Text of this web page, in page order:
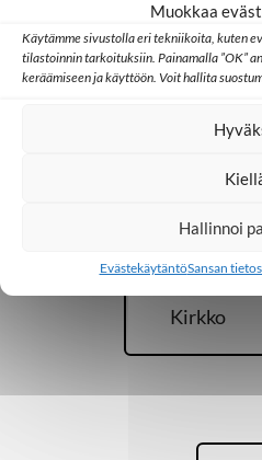
Muokkaa
Käytämme sivustolla eri tekniikoita, kuten
tilastoinnin tarkoituksiin. Painamalla ”OK”
keräämiseen ja käyttöön. Voit hallita
Hallinnoi
EvästekäytäntöSansan
katsottiin myös suorana
Tilaisuutta luotsasivat
ViuhkoSansasta ja tuottaja
Kirkko